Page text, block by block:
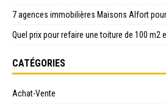
7 agences immobilières Maisons Alfort
Quel prix pour refaire une toiture de 100 m2
CATÉGORIES
Achat-Vente